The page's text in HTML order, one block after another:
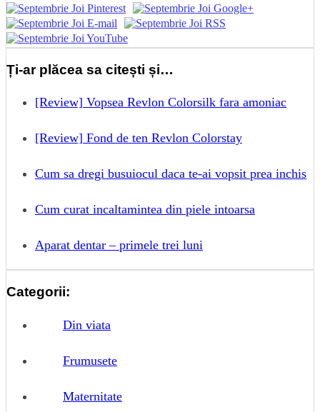
Ți-ar plăcea sa citești și…
[Review] Vopsea Revlon Colorsilk fara amoniac
[Review] Fond de ten Revlon Colorstay
Cum sa dregi busuiocul daca te-ai vopsit prea inchis
Cum curat incaltamintea din piele intoarsa
Aparat dentar – primele trei luni
Categorii:
Din viata
Frumusete
Maternitate